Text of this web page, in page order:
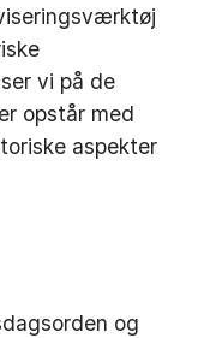
vi på de
opstår med
aspekter
og